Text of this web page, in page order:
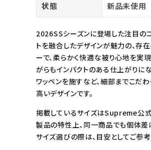
状態 新品未使用
2026SSシーズンに登場した注目の
トを融合したデザインが魅力の、存
ーで、柔らかく快適な被り心地を実
がらもインパクトのある仕上がりに
ワッペンを施すなど、細部までこだ
高いデザインです。
掲載しているサイズはSupreme公式
製品の特性上、同一商品でも個体差
サイズ選びの際は、目安としてご参考